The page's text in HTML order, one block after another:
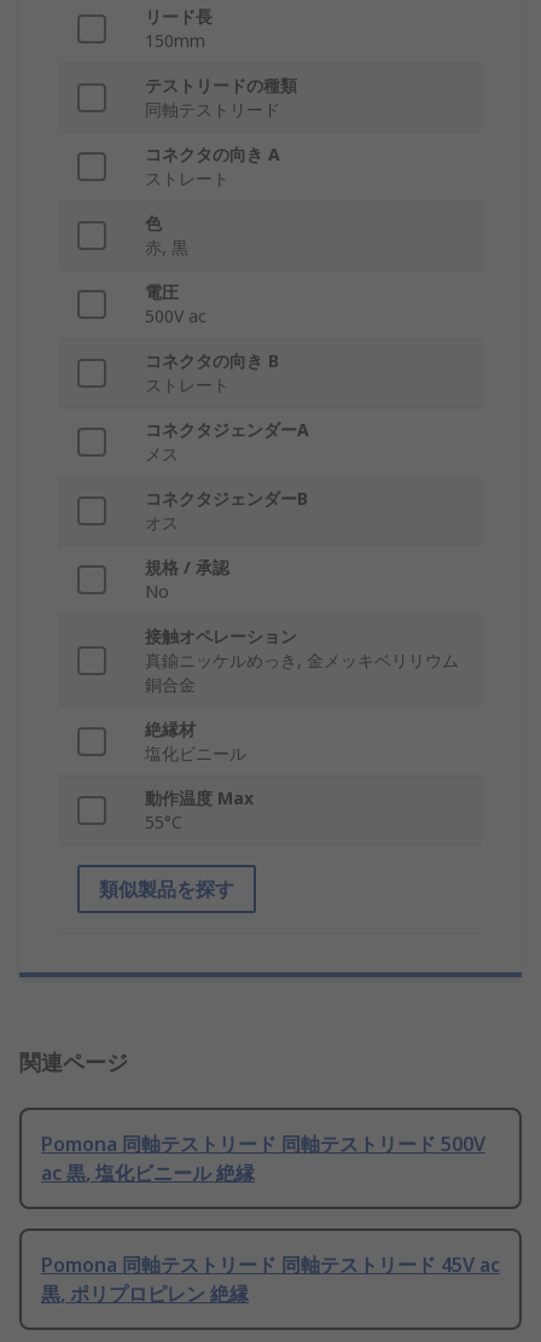
リード長
150mm
テストリードの種類
同軸テストリード
コネクタの向き A
ストレート
色
赤, 黒
電圧
500V ac
コネクタの向き B
ストレート
コネクタジェンダーA
メス
コネクタジェンダーB
オス
規格 / 承認
No
接触オペレーション
真鍮ニッケルめっき, 金メッキベリリウム
銅合金
絶縁材
塩化ビニール
動作温度 Max
55°C
類似製品を探す
関連ページ
Pomona 同軸テストリード 同軸テストリード 500V
ac 黒, 塩化ビニール 絶縁
Pomona 同軸テストリード 同軸テストリード 45V ac
黒, ポリプロピレン 絶縁